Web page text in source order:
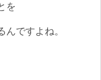
を
ですよね。